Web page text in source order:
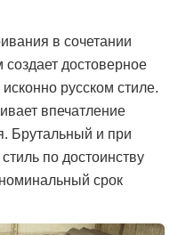
в сочетании
достоверное
русском стиле.
впечатление
Брутальный и при
по достоинству
срок